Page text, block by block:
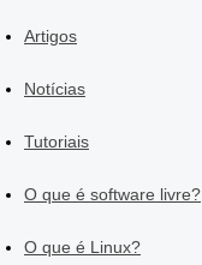
Artigos
Notícias
Tutoriais
O que é software livre?
O que é Linux?